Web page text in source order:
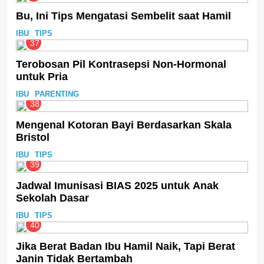
Bu, Ini Tips Mengatasi Sembelit saat Hamil
IBU TIPS
37
Terobosan Pil Kontrasepsi Non-Hormonal
untuk Pria
IBU PARENTING
38
Mengenal Kotoran Bayi Berdasarkan Skala
Bristol
IBU TIPS
39
Jadwal Imunisasi BIAS 2025 untuk Anak
Sekolah Dasar
IBU TIPS
40
Jika Berat Badan Ibu Hamil Naik, Tapi Berat
Janin Tidak Bertambah